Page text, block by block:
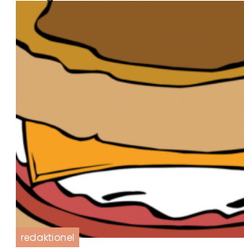
redaktionel